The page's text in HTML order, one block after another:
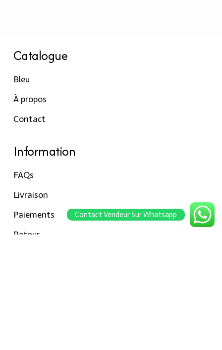
Catalogue
Bleu
À propos
Contact
Information
FAQs
Livraison
Paiements
Retour
Contact Vendeur Sur Whatsapp